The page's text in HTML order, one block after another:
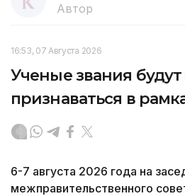
Автор
16:53, 07 Августа 2026
Ученые звания
признаваться в
6-7 августа 2026 года на
межправительственного